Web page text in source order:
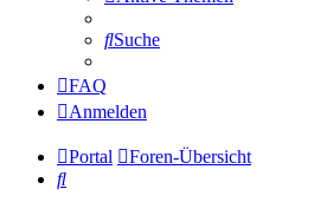
Suche
FAQ
Anmelden
Portal
Foren-Übersicht
Suche